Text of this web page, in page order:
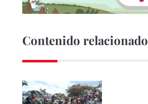
Contenido relacionado